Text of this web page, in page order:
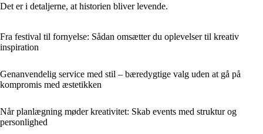
Det er i detaljerne, at historien bliver levende.
Fra festival til fornyelse: Sådan omsætter du oplevelser til kreativ
inspiration
Genanvendelig service med stil – bæredygtige valg uden at gå på
kompromis med æstetikken
Når planlægning møder kreativitet: Skab events med struktur og
personlighed